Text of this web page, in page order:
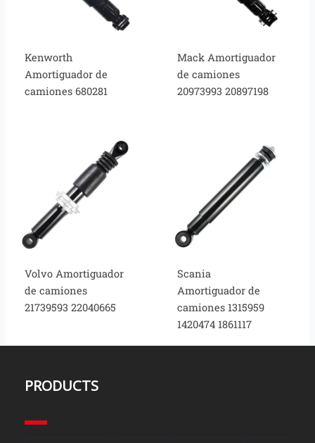
Kenworth
Amortiguador de
camiones 680281
Mack Amortiguador
de camiones
20973993 20897198
Volvo Amortiguador
de camiones
21739593 22040665
Scania
Amortiguador de
camiones 1315959
1420474 1861117
PRODUCTS